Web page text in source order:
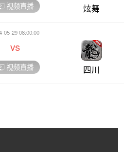
视频直播 炫舞
05-29 08:00:00
vs
视频直播 四川